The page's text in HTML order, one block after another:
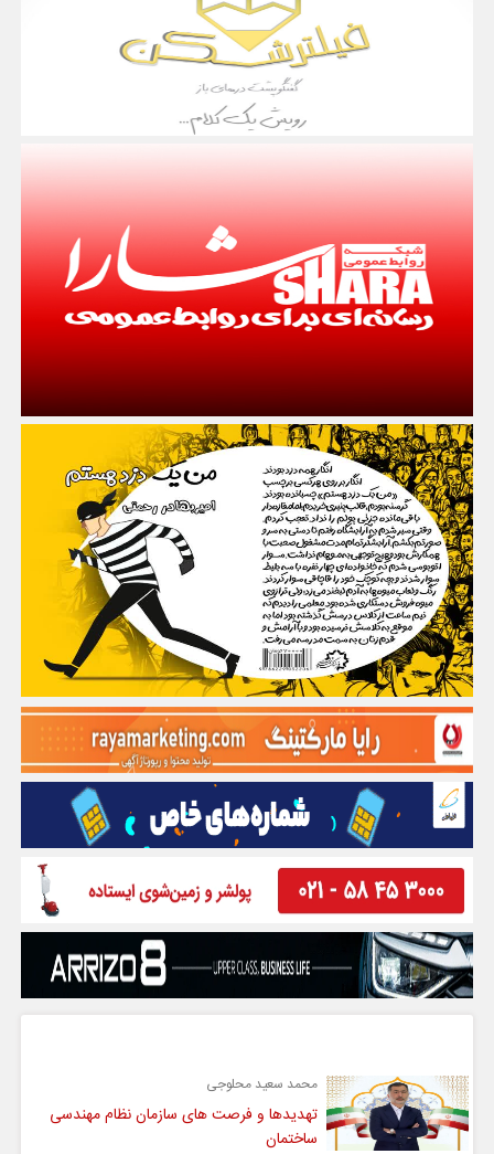
محمد سعید محلوجی
تهدیدها و فرصت های سازمان نظام مهندسی
ساختمان